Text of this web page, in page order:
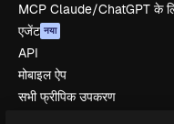
MCP Claude/ChatGPT के
एजेंट नया
API
मोबाइल ऐप
सभी फ्रीपिक उपकरण